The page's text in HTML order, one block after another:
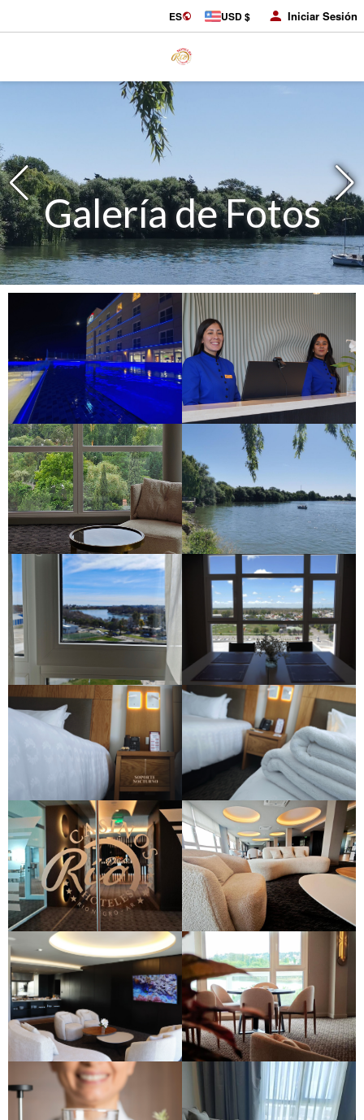
ES USD $ Iniciar Sesión
Galería de Fotos